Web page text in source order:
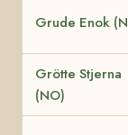
Grude Enok
Grötte Stjerna
(NO)